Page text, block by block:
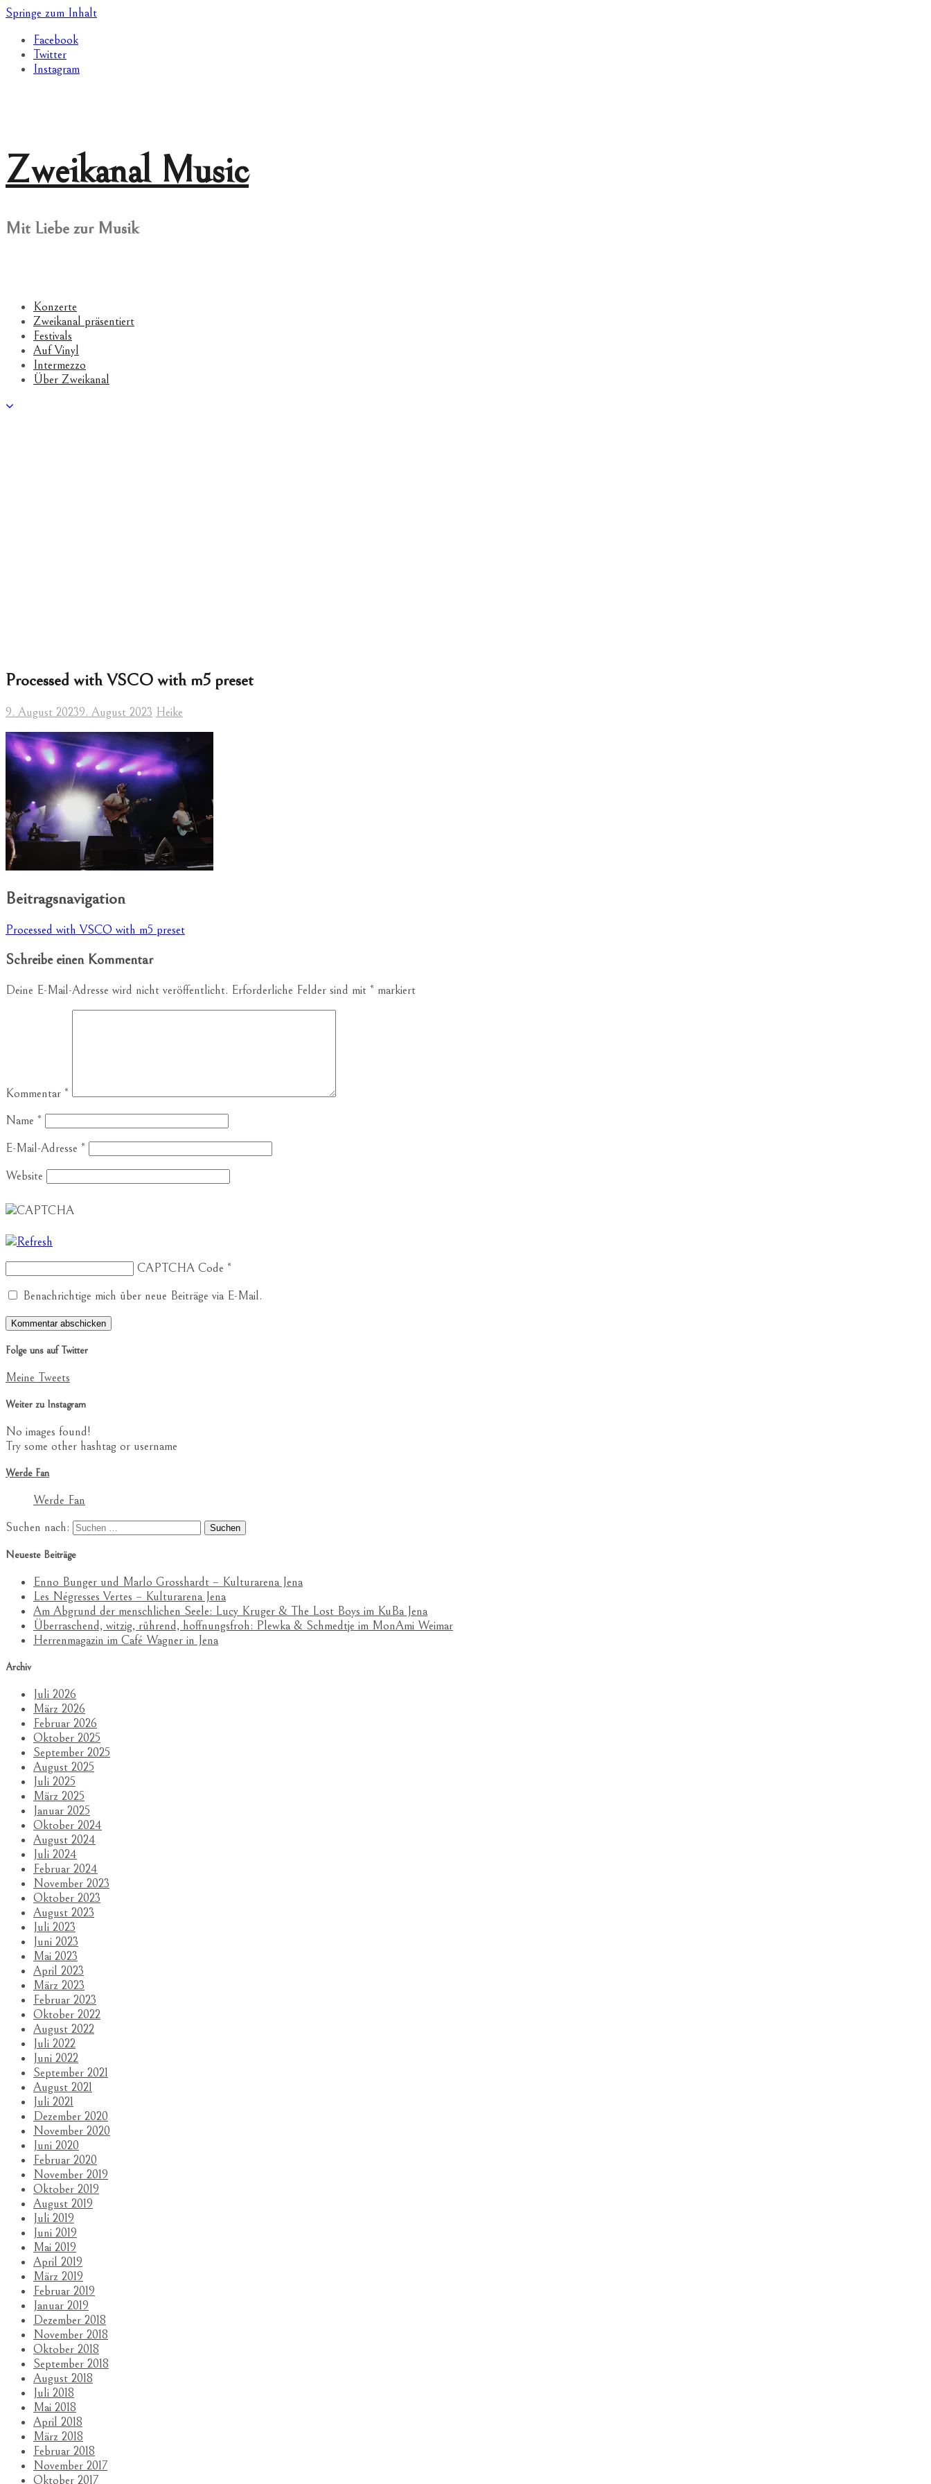
Springe zum Inhalt
Facebook
Twitter
Instagram
Zweikanal Music
Mit Liebe zur Musik
Konzerte
Zweikanal präsentiert
Festivals
Auf Vinyl
Intermezzo
Über Zweikanal
Processed with VSCO with m5 preset
9. August 20239. August 2023 Heike
Beitragsnavigation
Processed with VSCO with m5 preset
Schreibe einen Kommentar
Deine E-Mail-Adresse wird nicht veröffentlicht. Erforderliche Felder sind mit * markiert
Kommentar *
Name *
E-Mail-Adresse *
Website
CAPTCHA Code *
Benachrichtige mich über neue Beiträge via E-Mail.
Folge uns auf Twitter
Meine Tweets
Weiter zu Instagram
No images found!
Try some other hashtag or username
Werde Fan
Werde Fan
Suchen nach:
Neueste Beiträge
Enno Bunger und Marlo Grosshardt – Kulturarena Jena
Les Négresses Vertes – Kulturarena Jena
Am Abgrund der menschlichen Seele: Lucy Kruger & The Lost Boys im KuBa Jena
Überraschend, witzig, rührend, hoffnungsfroh: Plewka & Schmedtje im MonAmi Weimar
Herrenmagazin im Café Wagner in Jena
Archiv
Juli 2026
März 2026
Februar 2026
Oktober 2025
September 2025
August 2025
Juli 2025
März 2025
Januar 2025
Oktober 2024
August 2024
Juli 2024
Februar 2024
November 2023
Oktober 2023
August 2023
Juli 2023
Juni 2023
Mai 2023
April 2023
März 2023
Februar 2023
Oktober 2022
August 2022
Juli 2022
Juni 2022
September 2021
August 2021
Juli 2021
Dezember 2020
November 2020
Juni 2020
Februar 2020
November 2019
Oktober 2019
August 2019
Juli 2019
Juni 2019
Mai 2019
April 2019
März 2019
Februar 2019
Januar 2019
Dezember 2018
November 2018
Oktober 2018
September 2018
August 2018
Juli 2018
Mai 2018
April 2018
März 2018
Februar 2018
November 2017
Oktober 2017